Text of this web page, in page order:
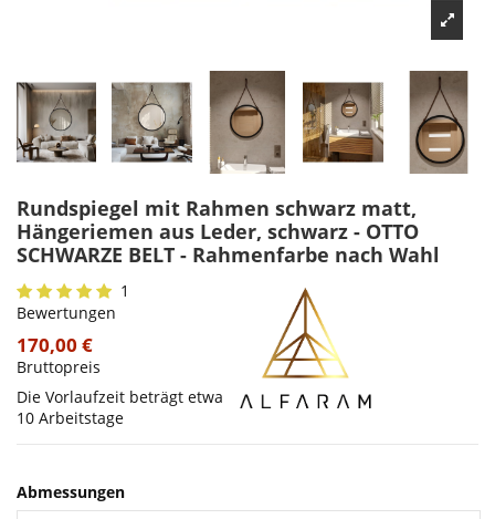
Rundspiegel mit Rahmen schwarz matt,
Hängeriemen aus Leder, schwarz - OTTO
SCHWARZE BELT - Rahmenfarbe nach Wahl
1
Bewertungen
170,00 €
Bruttopreis
Die Vorlaufzeit beträgt etwa
10 Arbeitstage
Abmessungen